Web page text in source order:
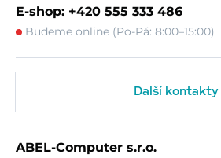
E-shop: +420 555 333 486
Budeme online (Po-Pá: 8:00–15:00)
Další kontakty
ABEL-Computer s.r.o.